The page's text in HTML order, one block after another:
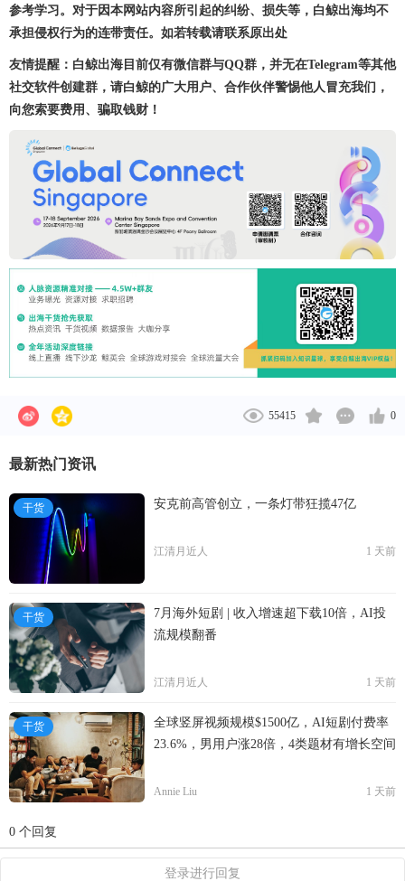
参考学习。对于因本网站内容所引起的纠纷、损失等，白鲸出海均不
承担侵权行为的连带责任。如若转载请联系原出处
友情提醒：白鲸出海目前仅有微信群与QQ群，并无在Telegram等其他
社交软件创建群，请白鲸的广大用户、合作伙伴警惕他人冒充我们，
向您索要费用、骗取钱财！
55415 0
最新热门资讯
干货 安克前高管创立，一条灯带狂揽47亿
江清月近人 1 天前
干货
7月海外短剧 | 收入增速超下载10倍，AI投
流规模翻番
江清月近人 1 天前
干货
全球竖屏视频规模$1500亿，AI短剧付费率
23.6%，男用户涨28倍，4类题材有增长空间
Annie Liu 1 天前
0 个回复
登录进行回复